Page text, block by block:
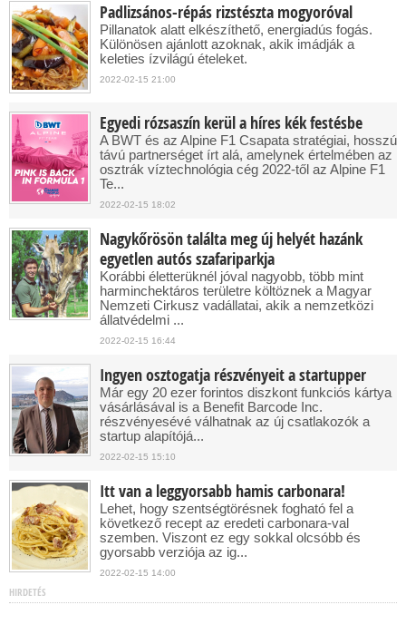
Padlizsános-répás rizstészta mogyoróval
Pillanatok alatt elkészíthető, energiadús fogás.
Különösen ajánlott azoknak, akik imádják a
keleties ízvilágú ételeket.
2022-02-15 21:00
Egyedi rózsaszín kerül a híres kék festésbe
A BWT és az Alpine F1 Csapata stratégiai, hosszú
távú partnerséget írt alá, amelynek értelmében az
osztrák víztechnológia cég 2022-től az Alpine F1
Te...
2022-02-15 18:02
Nagykőrösön találta meg új helyét hazánk
egyetlen autós szafariparkja
Korábbi életterüknél jóval nagyobb, több mint
harminchektáros területre költöznek a Magyar
Nemzeti Cirkusz vadállatai, akik a nemzetközi
állatvédelmi ...
2022-02-15 16:44
Ingyen osztogatja részvényeit a startupper
Már egy 20 ezer forintos diszkont funkciós kártya
vásárlásával is a Benefit Barcode Inc.
részvényesévé válhatnak az új csatlakozók a
startup alapítójá...
2022-02-15 15:10
Itt van a leggyorsabb hamis carbonara!
Lehet, hogy szentségtörésnek fogható fel a
következő recept az eredeti carbonara-val
szemben. Viszont ez egy sokkal olcsóbb és
gyorsabb verziója az ig...
2022-02-15 14:00
HIRDETÉS